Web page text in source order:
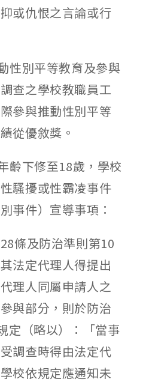
或仇恨之言論或行
性別平等教育及參與
查之學校教職員工
參與推動性別平等
從優敘獎。
齡下修至18歲，學校
騷擾或性霸凌事件
事件）宣導事項：
條及防治準則第10
法定代理人得提出
理人同屬申請人之
與部分，則於防治
定（略以）：「當事
調查時得由法定代
校依規定應通知未